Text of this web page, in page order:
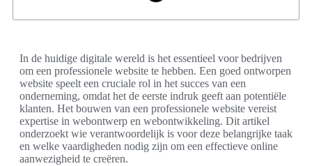
In de huidige digitale wereld is het essentieel voor bedrijven
om een professionele website te hebben. Een goed ontworpen
website speelt een cruciale rol in het succes van een
onderneming, omdat het de eerste indruk geeft aan potentiële
klanten. Het bouwen van een professionele website vereist
expertise in webontwerp en webontwikkeling. Dit artikel
onderzoekt wie verantwoordelijk is voor deze belangrijke taak
en welke vaardigheden nodig zijn om een effectieve online
aanwezigheid te creëren.